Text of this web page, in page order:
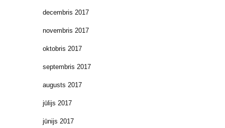
decembris 2017
novembris 2017
oktobris 2017
septembris 2017
augusts 2017
jūlijs 2017
jūnijs 2017